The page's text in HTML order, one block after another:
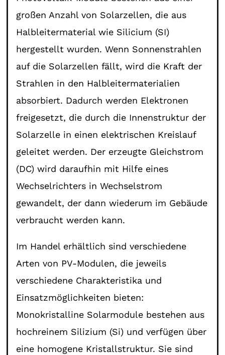
großen Anzahl von Solarzellen, die aus
Halbleitermaterial wie Silicium (SI)
hergestellt wurden. Wenn Sonnenstrahlen
auf die Solarzellen fällt, wird die Kraft der
Strahlen in den Halbleitermaterialien
absorbiert. Dadurch werden Elektronen
freigesetzt, die durch die Innenstruktur der
Solarzelle in einen elektrischen Kreislauf
geleitet werden. Der erzeugte Gleichstrom
(DC) wird daraufhin mit Hilfe eines
Wechselrichters in Wechselstrom
gewandelt, der dann wiederum im Gebäude
verbraucht werden kann.
Im Handel erhältlich sind verschiedene
Arten von PV-Modulen, die jeweils
verschiedene Charakteristika und
Einsatzmöglichkeiten bieten:
Monokristalline Solarmodule bestehen aus
hochreinem Silizium (Si) und verfügen über
eine homogene Kristallstruktur. Sie sind